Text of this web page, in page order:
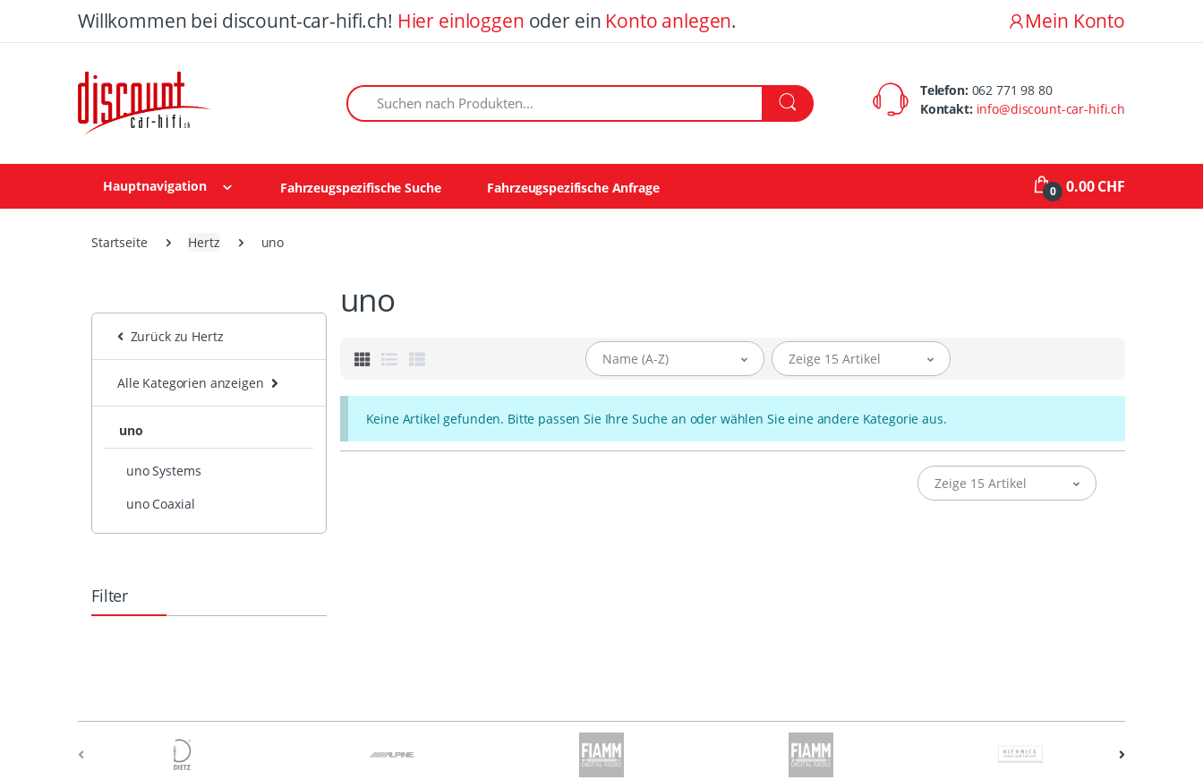
Willkommen bei discount-car-hifi.ch! Hier einloggen oder ein Konto anlegen. Mein Konto
Suchen nach Produkten: Telefon: 062 771 98 80
Kontakt: info@discount-car-hifi.ch
Hauptnavigation Fahrzeugspezifische Suche Fahrzeugspezifische Anfrage 0 0.00 CHF
Startseite Hertz uno
Zurück zu Hertz
Alle Kategorien anzeigen
uno
uno Systems
uno Coaxial
Filter
uno
Name (A-Z) Zeige 15 Artikel
Keine Artikel gefunden. Bitte passen Sie Ihre Suche an oder wählen Sie eine andere Kategorie aus.
Zeige 15 Artikel